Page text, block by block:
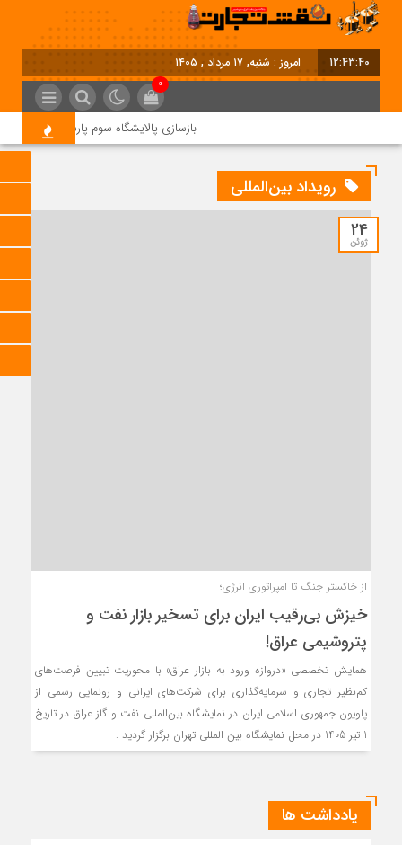
12:43:40 امروز : شنبه, ۱۷ مرداد , ۱۴۰۵
0
بازسازی پالایشگاه سوم پارس جنوبی کلید
رویداد بین‌المللی
24
ژوئن
از خاکستر جنگ تا امپراتوری انرژی؛
خیزش بی‌رقیب ایران برای تسخیر بازار نفت و
پتروشیمی عراق!
همایش تخصصی «دروازه ورود به بازار عراق» با محوریت تبیین فرصت‌های
کم‌نظیر تجاری و سرمایه‌گذاری برای شرکت‌های ایرانی و رونمایی رسمی از
پاویون جمهوری اسلامی ایران در نمایشگاه بین‌المللی نفت و گاز عراق در تاریخ
1 تیر 1405 در محل نمایشگاه بین المللی تهران برگزار گردید .
یادداشت ها